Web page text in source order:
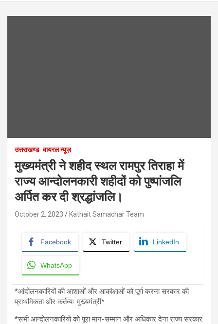
उत्तराखण्ड वायरल न्यूज़
मुख्यमंत्री ने शहीद स्थल रामपुर तिराहा में
राज्य आन्दोलनकारी शहीदों को पुष्पांजलि
अर्पित कर दी श्रद्धांजलि।
October 2, 2023 Kathait Samachar Team
Facebook Twitter LinkedIn
WhatsApp
*आंदोलनकारियों की आशाओं और आकांक्षाओं को पूर्ण करना सरकार की
प्राथमिकता और कर्तव्यः मुख्यमंत्री*
*सभी आन्दोलनकारियों को पूरा मान-सम्मान और अधिकार देना राज्य सरकार